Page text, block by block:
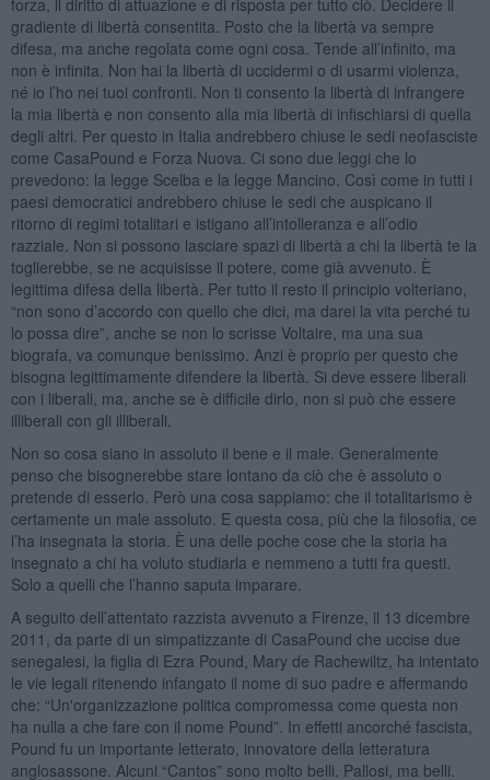
gradiente di libertà consentita. Posto che la libertà va sempre
difesa, ma anche regolata come ogni cosa. Tende all’infinito, ma
non è infinita. Non hai la libertà di uccidermi o di usarmi violenza,
né io l’ho nei tuoi confronti. Non ti consento la libertà di infrangere
la mia libertà e non consento alla mia libertà di infischiarsi di quella
degli altri. Per questo in Italia andrebbero chiuse le sedi neofasciste
come CasaPound e Forza Nuova. Ci sono due leggi che lo
prevedono: la legge Scelba e la legge Mancino. Così come in tutti i
paesi democratici andrebbero chiuse le sedi che auspicano il
ritorno di regimi totalitari e istigano all’intolleranza e all’odio
razziale. Non si possono lasciare spazi di libertà a chi la libertà te la
toglierebbe, se ne acquisisse il potere, come già avvenuto. È
legittima difesa della libertà. Per tutto il resto il principio volteriano,
“non sono d’accordo con quello che dici, ma darei la vita perché tu
lo possa dire”, anche se non lo scrisse Voltaire, ma una sua
biografa, va comunque benissimo. Anzi è proprio per questo che
bisogna legittimamente difendere la libertà. Si deve essere liberali
con i liberali, ma, anche se è difficile dirlo, non si può che essere
illiberali con gli illiberali.
Non so cosa siano in assoluto il bene e il male. Generalmente
penso che bisognerebbe stare lontano da ciò che è assoluto o
pretende di esserlo. Però una cosa sappiamo: che il totalitarismo è
certamente un male assoluto. E questa cosa, più che la filosofia, ce
l’ha insegnata la storia. È una delle poche cose che la storia ha
insegnato a chi ha voluto studiarla e nemmeno a tutti fra questi.
Solo a quelli che l’hanno saputa imparare.
A seguito dell’attentato razzista avvenuto a Firenze, il 13 dicembre
2011, da parte di un simpatizzante di CasaPound che uccise due
senegalesi, la figlia di Ezra Pound, Mary de Rachewiltz, ha intentato
le vie legali ritenendo infangato il nome di suo padre e affermando
che: “Un'organizzazione politica compromessa come questa non
ha nulla a che fare con il nome Pound”. In effetti ancorché fascista,
Pound fu un importante letterato, innovatore della letteratura
anglosassone. Alcuni “Cantos” sono molto belli. Pallosi, ma belli.